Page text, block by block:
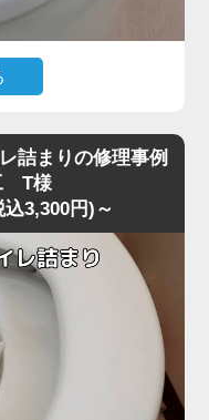
くなったというご相
器の奥でペーパーが
では全く動かないほ
め、京丹波町周辺で
ーブの奥で団子状に
に閉塞を起こすケー
は届かず、無理に押
詰まりの修理事例
T様
3,300円)～